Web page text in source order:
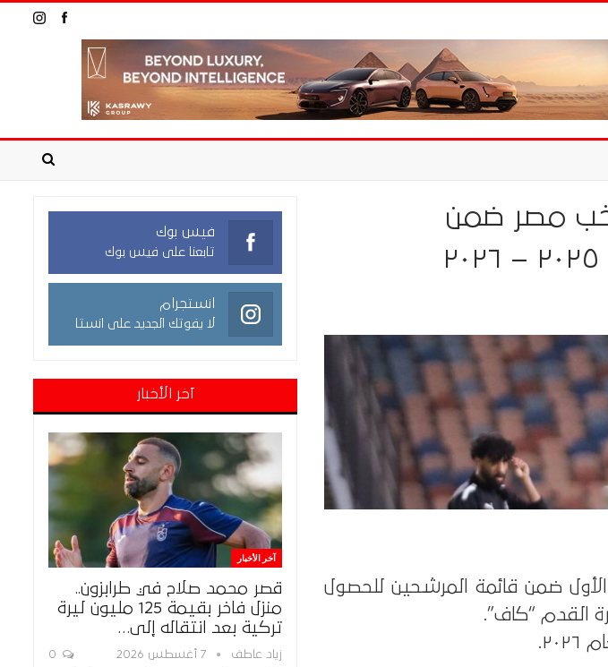
مصر ضمن
ضمن قائمة المرشحين للحصول
القدم “كاف”.
فيس بوك
تابعنا على فيس بوك
انستجرام
لا يفوتك الجديد على انستا
آخر الأخبار
آخر الأخبار
قصر محمد صلاح في طرابزون..
منزل فاخر بقيمة 125 مليون ليرة
تركية بعد انتقاله إلى…
زياد عاطف 7 أغسطس 2026